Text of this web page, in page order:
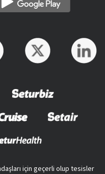
için geçerli olup tesisler